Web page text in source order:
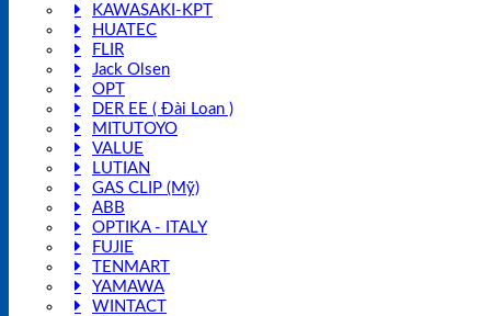
KAWASAKI-KPT
HUATEC
FLIR
Jack Olsen
OPT
DER EE ( Đài Loan )
MITUTOYO
VALUE
LUTIAN
GAS CLIP (Mỹ)
ABB
OPTIKA - ITALY
FUJIE
TENMART
YAMAWA
WINTACT